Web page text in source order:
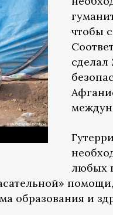
чтобы
сделал
любых
образования и